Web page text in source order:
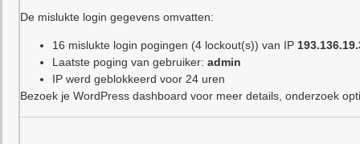
De mislukte login gegevens omvatten:
16 mislukte login pogingen (4 lockout(s)) van IP
Laatste poging van gebruiker: admin
IP werd geblokkeerd voor 24 uren
Bezoek je WordPress dashboard voor meer details, onderzoek